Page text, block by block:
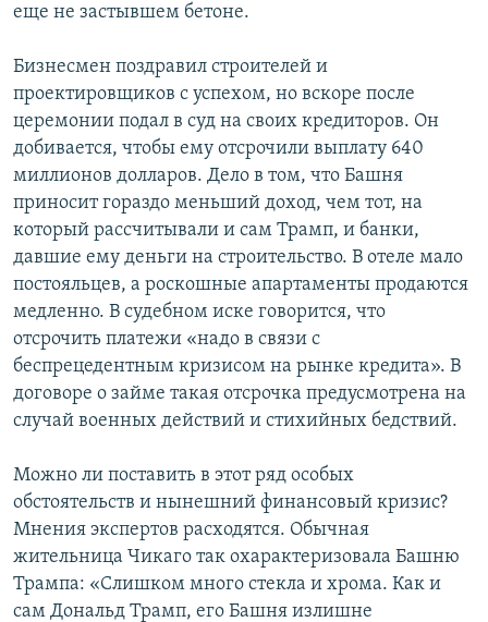
еще не застывшем бетоне.
Бизнесмен поздравил строителей и
проектировщиков с успехом, но вскоре после
церемонии подал в суд на своих кредиторов. Он
добивается, чтобы ему отсрочили выплату 640
миллионов долларов. Дело в том, что Башня
приносит гораздо меньший доход, чем тот, на
который рассчитывали и сам Трамп, и банки,
давшие ему деньги на строительство. В отеле мало
постояльцев, а роскошные апартаменты продаются
медленно. В судебном иске говорится, что
отсрочить платежи «надо в связи с
беспрецедентным кризисом на рынке кредита». В
договоре о займе такая отсрочка предусмотрена на
случай военных действий и стихийных бедствий.
Можно ли поставить в этот ряд особых
обстоятельств и нынешний финансовый кризис?
Мнения экспертов расходятся. Обычная
жительница Чикаго так охарактеризовала Башню
Трампа: «Слишком много стекла и хрома. Как и
сам Дональд Трамп, его Башня излишне